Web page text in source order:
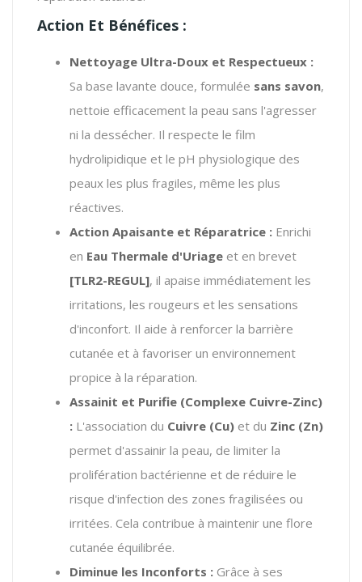
Action Et Bénéfices :
Nettoyage Ultra-Doux et Respectueux :
Sa base lavante douce, formulée sans savon,
nettoie efficacement la peau sans l'agresser
ni la dessécher. Il respecte le film
hydrolipidique et le pH physiologique des
peaux les plus fragiles, même les plus
réactives.
Action Apaisante et Réparatrice : Enrichi
en Eau Thermale d'Uriage et en brevet
[TLR2-REGUL], il apaise immédiatement les
irritations, les rougeurs et les sensations
d'inconfort. Il aide à renforcer la barrière
cutanée et à favoriser un environnement
propice à la réparation.
Assainit et Purifie (Complexe Cuivre-Zinc)
: L'association du Cuivre (Cu) et du Zinc (Zn)
permet d'assainir la peau, de limiter la
prolifération bactérienne et de réduire le
risque d'infection des zones fragilisées ou
irritées. Cela contribue à maintenir une flore
cutanée équilibrée.
Diminue les Inconforts : Grâce à ses